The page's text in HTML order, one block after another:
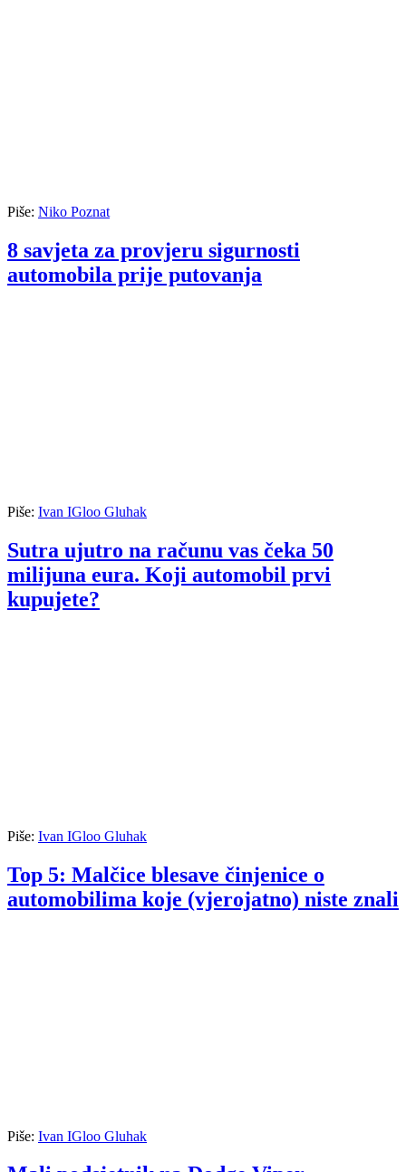
Piše: Niko Poznat
8 savjeta za provjeru sigurnosti
automobila prije putovanja
Piše: Ivan IGloo Gluhak
Sutra ujutro na računu vas čeka 50
milijuna eura. Koji automobil prvi
kupujete?
Piše: Ivan IGloo Gluhak
Top 5: Malčice blesave činjenice o
automobilima koje (vjerojatno) niste znali
Piše: Ivan IGloo Gluhak